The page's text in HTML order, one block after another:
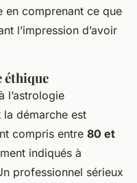
en comprenant ce que
l’impression d’avoir
éthique
l’astrologie
démarche est
compris entre 80 et
indiqués à
professionnel sérieux